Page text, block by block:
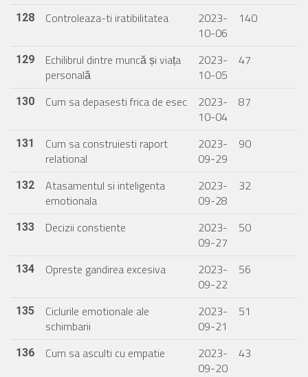
128 Controleaza-ti iratibilitatea
2023-
10-06
140
129
Echilibrul dintre muncă și viața
personală
2023-
10-05
47
130 Cum sa depasesti frica de esec
2023-
10-04
87
131
Cum sa construiesti raport
relational
2023-
09-29
90
132
Atasamentul si inteligenta
emotionala
2023-
09-28
32
133 Decizii constiente
2023-
09-27
50
134 Opreste gandirea excesiva
2023-
09-22
56
135
Ciclurile emotionale ale
schimbarii
2023-
09-21
51
136 Cum sa asculti cu empatie
2023-
09-20
43